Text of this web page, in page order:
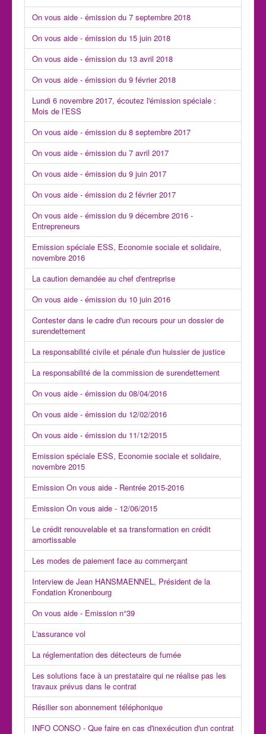
On vous aide - émission du 7 septembre 2018
On vous aide - émission du 15 juin 2018
On vous aide - émission du 13 avril 2018
On vous aide - émission du 9 février 2018
Lundi 6 novembre 2017, écoutez l'émission spéciale :
Mois de l’ESS
On vous aide - émission du 8 septembre 2017
On vous aide - émission du 7 avril 2017
On vous aide - émission du 9 juin 2017
On vous aide - émission du 2 février 2017
On vous aide - émission du 9 décembre 2016 -
Entrepreneurs
Emission spéciale ESS, Economie sociale et solidaire,
novembre 2016
La caution demandée au chef d'entreprise
On vous aide - émission du 10 juin 2016
Contester dans le cadre d'un recours pour un dossier de
surendettement
La responsabilité civile et pénale d'un huissier de justice
La responsabilité de la commission de surendettement
On vous aide - émission du 08/04/2016
On vous aide - émission du 12/02/2016
On vous aide - émission du 11/12/2015
Emission spéciale ESS, Economie sociale et solidaire,
novembre 2015
Emission On vous aide - Rentrée 2015-2016
Emission On vous aide - 12/06/2015
Le crédit renouvelable et sa transformation en crédit
amortissable
Les modes de paiement face au commerçant
Interview de Jean HANSMAENNEL, Président de la
Fondation Kronenbourg
On vous aide - Emission n°39
L'assurance vol
La réglementation des détecteurs de fumée
Les solutions face à un prestataire qui ne réalise pas les
travaux prévus dans le contrat
Résilier son abonnement téléphonique
INFO CONSO - Que faire en cas d'inexécution d'un contrat